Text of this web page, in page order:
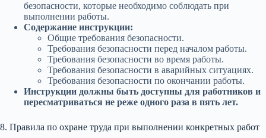
безопасности, которые необходимо соблюдать при
выполнении работы.
Содержание инструкции:
Общие требования безопасности.
Требования безопасности перед началом работы.
Требования безопасности во время работы.
Требования безопасности в аварийных ситуациях.
Требования безопасности по окончании работы.
Инструкции должны быть доступны для работников и
пересматриваться не реже одного раза в пять лет.
8. Правила по охране труда при выполнении конкретных работ